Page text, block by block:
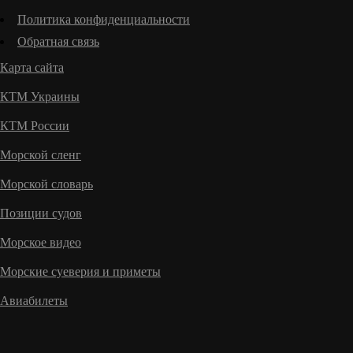
Политика конфиденциальности
Обратная связь
Карта сайта
КТМ Украины
КТМ России
Морской сленг
Морской словарь
Позиции судов
Морское видео
Морские суеверия и приметы
Авиабилеты